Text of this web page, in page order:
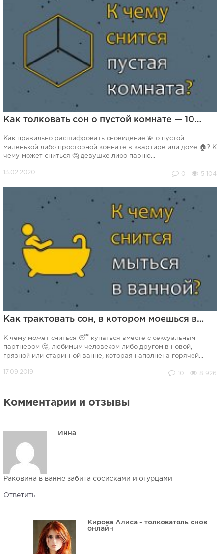
Как толковать сон о пустой комнате — 10…
Как правильно расшифровать сновидение 💫 о пустой
маленькой либо просторной комнате в квартире или доме 🏠? К
чему может сниться 🤔 девушке либо парню...
0 5 104
Как трактовать сон, в котором моешься в…
К чему может сниться 😴 купаться вместе с сексуальным
партнером 🤔, любимым человеком либо другом в новой,
грязной или старинной ванне, которая наполнена горячей...
10 8 926
Комментарии и отзывы
Инна
Раковина в ванне забита сосисками и огурцами
Ответить
Кирова Алиса - толкователь снов
онлайн